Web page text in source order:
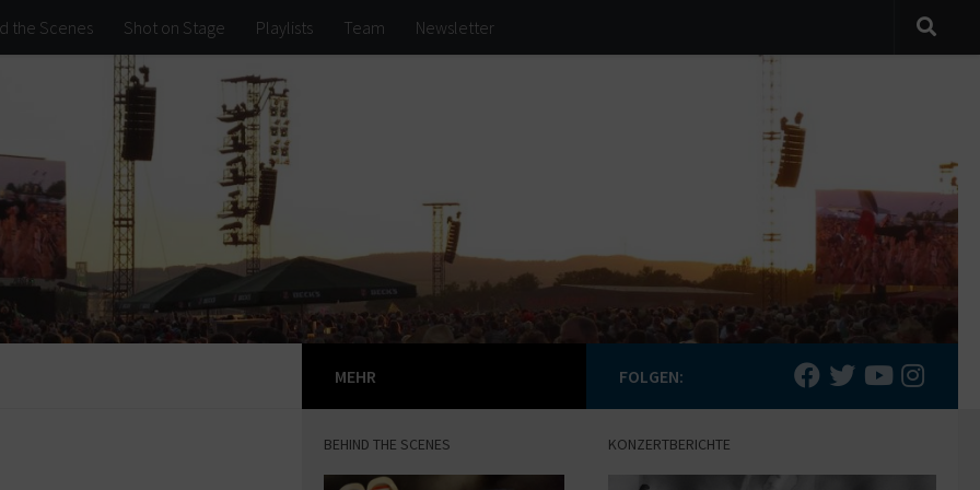
the Scenes Shot on Stage Playlists Team Newsletter
FOLGEN:
KONZERTBERICHTE
MEHR
BEHIND THE SCENES